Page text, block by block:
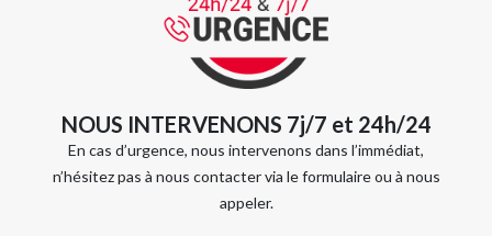
NOUS INTERVENONS 7j/7 et 24h/24
En cas d’urgence, nous intervenons dans l’immédiat,
n’hésitez pas à nous contacter via le formulaire ou à nous
appeler.